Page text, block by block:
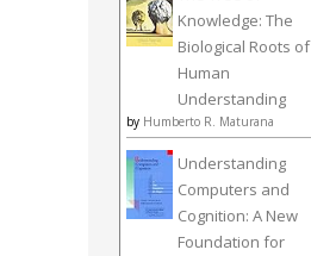
Knowledge: The
Biological Roots of
Human
Understanding
by Humberto R. Maturana
Understanding
Computers and
Cognition: A New
Foundation for